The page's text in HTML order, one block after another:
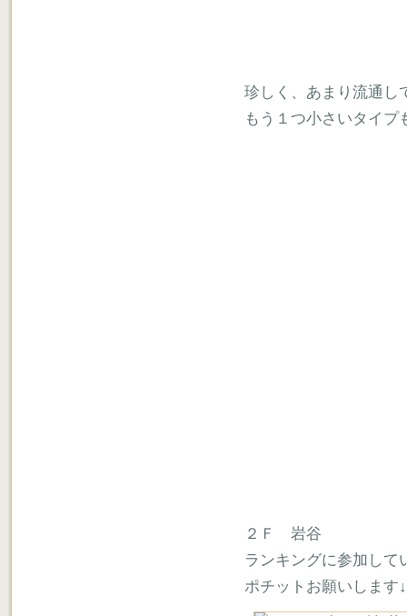
珍しく、あまり流通し
もう１つ小さいタイプ
２Ｆ 岩谷
ランキングに参加して
ポチットお願いします↓